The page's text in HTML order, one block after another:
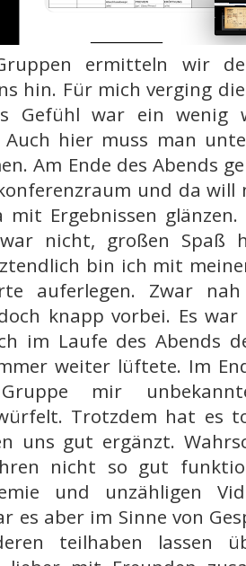
ermitteln wir
hin. Für mich verging
Gefühl war ein wenig
Auch hier muss man
Am Ende des Abends
und da will
mit Ergebnissen
nicht, großen Spaß
bin ich mit
auferlegen. Zwar
knapp vorbei. Es
im Laufe des Abends
weiter lüftete. Im
mir
Trotzdem hat es
uns gut ergänzt.
nicht so gut
und unzähligen
es aber im Sinne von
teilhaben lassen